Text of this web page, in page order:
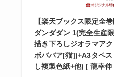
【楽天ブックス限定全
ダンダダン 1(完全生産
描き下ろしジオラマア
ボババア[猫])+A3タペ
し複製色紙+他) [ 龍幸伸